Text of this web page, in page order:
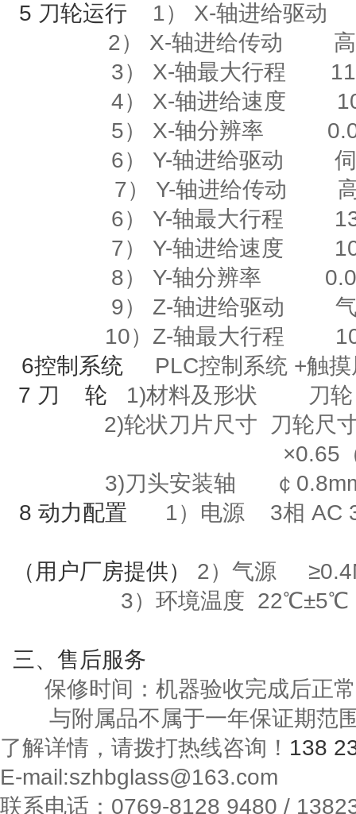
5 刀轮运行 1） X-轴进给驱动
2）
X-轴进给传动
3）
X-轴最大行程
4）
X-轴进给速度
5）
X-轴分辨率
6）
Y-轴进给驱动
7） Y-轴进给传动
6）
Y-轴最大行程
7）
Y-轴进给速度
8）
Y-轴分辨率
9）
Z-轴进给驱动
10） Z-轴最大行程
6控制系统 PLC控制系统 +触
7 刀 轮 1)材料及形状
刀轮
2)轮状刀片尺寸
刀轮尺
×0.65
3)刀头安装轴
￠
8 动力配置 1）电源 3相 AC
（用户厂房提供） 2）气源 ≥
3）环境温度 22℃±5℃
三、售后服务
保修时间：机器验收完成后正
与附属品不属于一年保证期范
了解详情，请拨打热线咨询！ 138
E-mail:szhbglass@163.com
联系电话： 0769-8128 9480 /